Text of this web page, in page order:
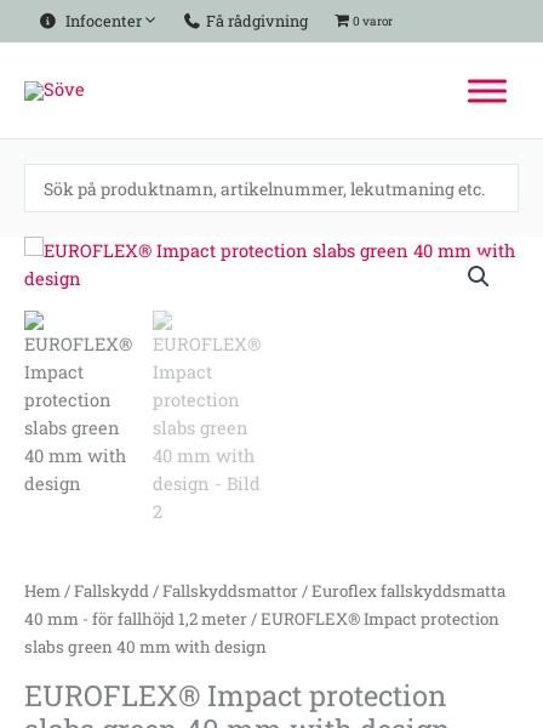
Hoppa
till
Infocenter Få rådgivning 0 varor
Hem/Fallskydd/Fallskyddsmattor/Euroflex fallskyddsmatta
40 mm - för fallhöjd 1,2 meter/ EUROFLEX® Impact protection
slabs green 40 mm with design
EUROFLEX® Impact protection
EUROFLEX®
Impact
protection
slabs
green
mm
with
design
mängd